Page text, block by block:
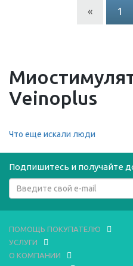
« 1
Veinoplus
Что еще искали люди
Подпишитесь и получайте
ПОМОЩЬ ПОКУПАТЕЛЮ
УСЛУГИ
О КОМПАНИИ